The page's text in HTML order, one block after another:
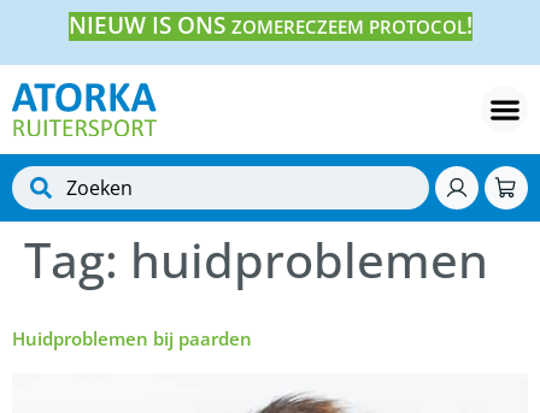
NIEUW IS ONS ZOMERECZEEM PROTOCOL!
Tag: huidproblemen
Huidproblemen bij paarden